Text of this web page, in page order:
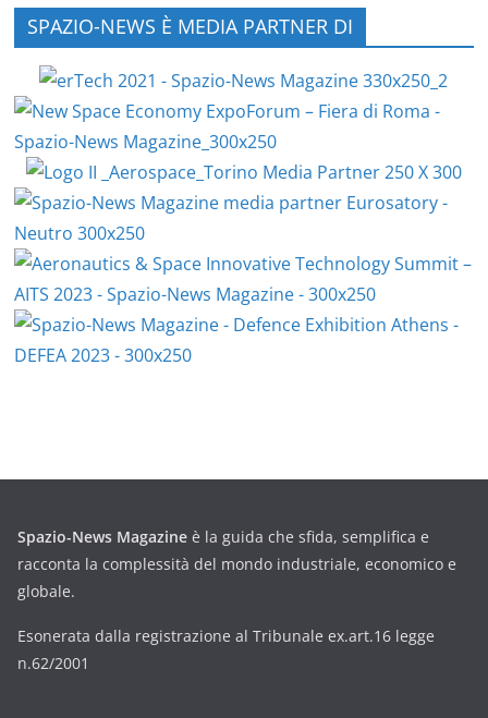
SPAZIO-NEWS È MEDIA PARTNER DI
Spazio-News Magazine è la guida che sfida, semplifica e
racconta la complessità del mondo industriale, economico e
globale.
Esonerata dalla registrazione al Tribunale ex.art.16 legge
n.62/2001